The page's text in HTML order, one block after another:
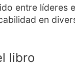
entre líderes
en
libro